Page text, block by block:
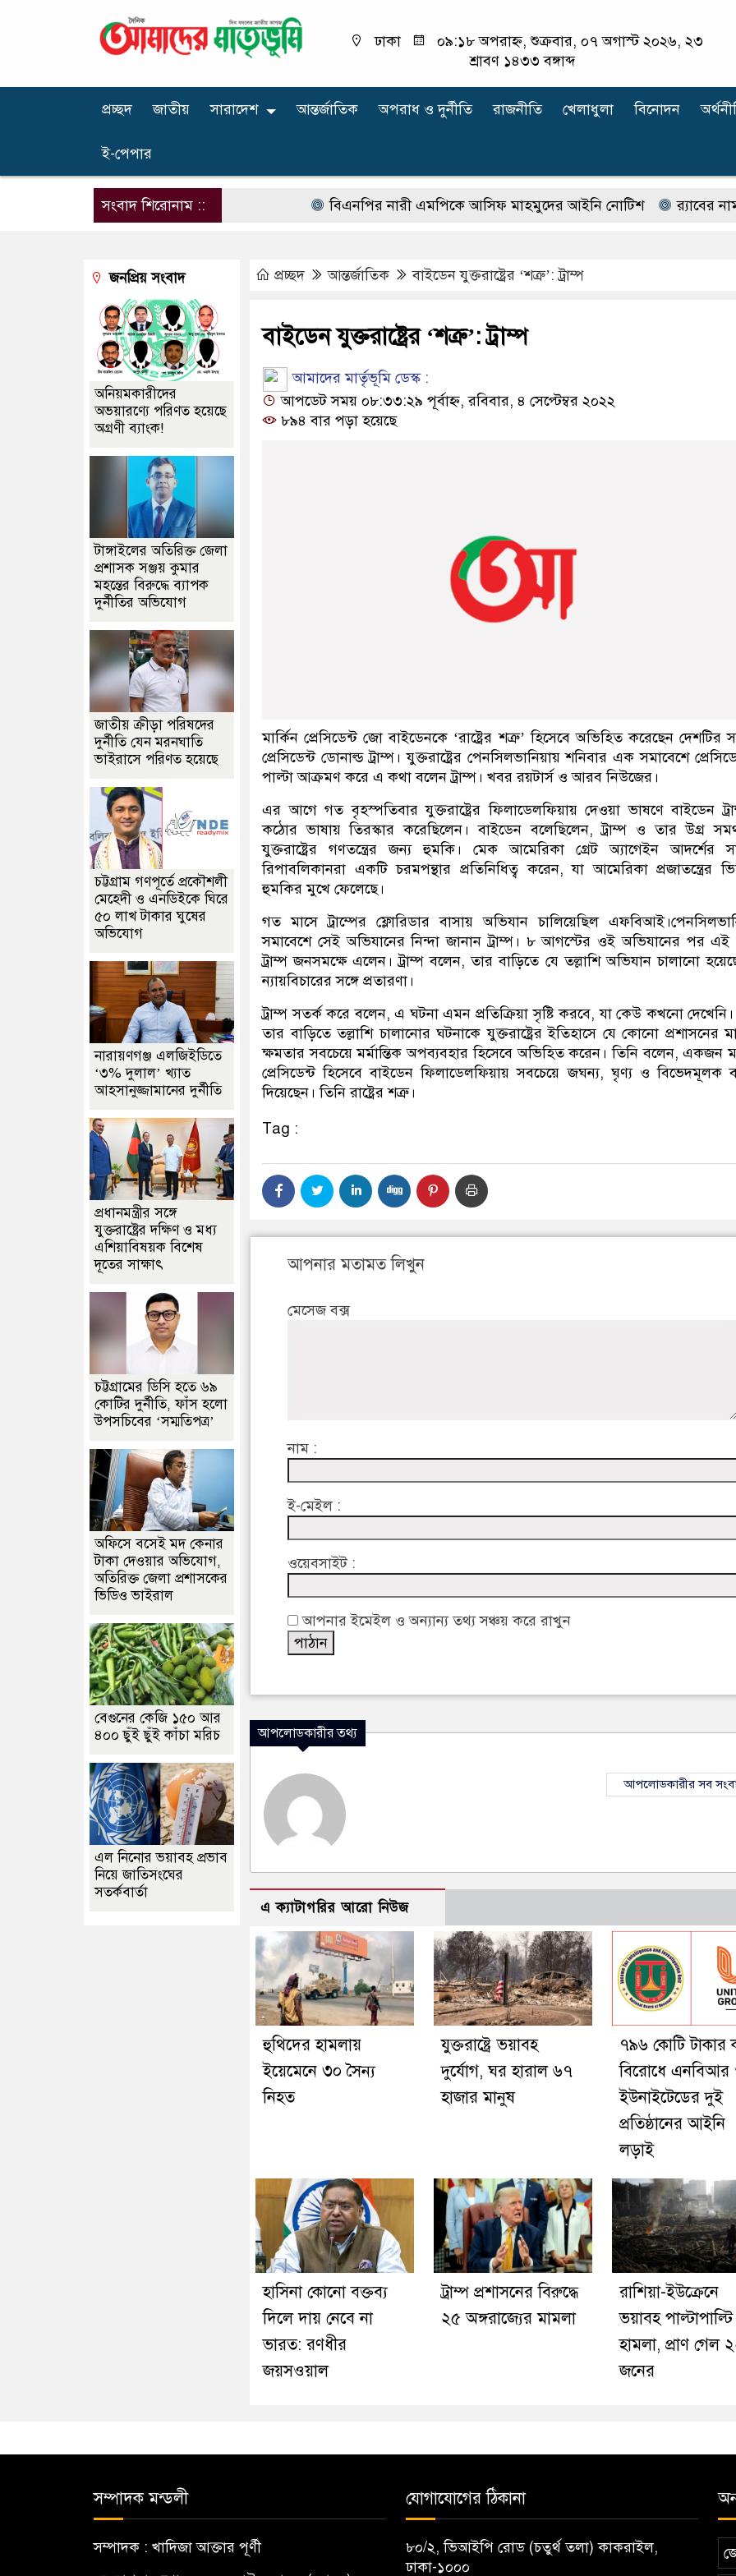
ঢাকা
০৯:১৮ অপরাহ্ন, শুক্রবার, ০৭ অগাস্ট ২০২৬, ২৩
শ্রাবণ ১৪৩৩ বঙ্গাব্দ
প্রচ্ছদ জাতীয় সারাদেশ আন্তর্জাতিক অপরাধ ‍ও দুর্নীতি রাজনীতি খেলাধুলা বিনোদন
ই-পেপার
সংবাদ শিরোনাম :: বিএনপির নারী এমপিকে আসিফ মাহমুদের আইনি নোটিশ র‍্যাবের নাম
প্রচ্ছদ আন্তর্জাতিক বাইডেন যুক্তরাষ্ট্রের ‘শত্রু’: ট্রাম্প
বাইডেন যুক্তরাষ্ট্রের ‘শত্রু’: ট্রাম্প
আমাদের মার্তৃভূমি ডেস্ক :
আপডেট সময় ০৮:৩৩:২৯ পূর্বাহ্ন, রবিবার, ৪ সেপ্টেম্বর ২০২২
৮৯৪ বার পড়া হয়েছে
মার্কিন প্রেসিডেন্ট জো বাইডেনকে ‘রাষ্ট্রের শত্রু’ হিসেবে অভিহিত করেছেন দেশটির
প্রেসিডেন্ট ডোনাল্ড ট্রাম্প। যুক্তরাষ্ট্রের পেনসিলভানিয়ায় শনিবার এক সমাবেশে
পাল্টা আক্রমণ করে এ কথা বলেন ট্রাম্প। খবর রয়টার্স ও আরব নিউজের।
এর আগে গত বৃহস্পতিবার যুক্তরাষ্ট্রের ফিলাডেলফিয়ায় দেওয়া ভাষণে বাইডেন
কঠোর ভাষায় তিরস্কার করেছিলেন। বাইডেন বলেছিলেন, ট্রাম্প ও তার উগ্র
যুক্তরাষ্ট্রের গণতন্ত্রের জন্য হুমকি। মেক আমেরিকা গ্রেট অ্যাগেইন আদর্শের
রিপাবলিকানরা একটি চরমপন্থার প্রতিনিধিত্ব করেন, যা আমেরিকা প্রজাতন্ত্রের
হুমকির মুখে ফেলেছে।
গত মাসে ট্রাম্পের ফ্লোরিডার বাসায় অভিযান চালিয়েছিল
সমাবেশে সেই অভিযানের নিন্দা জানান ট্রাম্প। ৮ আগস্টের ওই অভিযানের পর এই
ট্রাম্প জনসমক্ষে এলেন। ট্রাম্প বলেন, তার বাড়িতে যে তল্লাশি অভিযান চালানো
ন্যায়বিচারের সঙ্গে প্রতারণা।
ট্রাম্প সতর্ক করে বলেন, এ ঘটনা এমন প্রতিক্রিয়া সৃষ্টি করবে, যা কেউ কখনো দেখেনি।
তার বাড়িতে তল্লাশি চালানোর ঘটনাকে যুক্তরাষ্ট্রের ইতিহাসে যে কোনো প্রশাসনের
ক্ষমতার সবচেয়ে মর্মান্তিক অপব্যবহার হিসেবে অভিহিত করেন। তিনি বলেন, একজন
প্রেসিডেন্ট হিসেবে বাইডেন ফিলাডেলফিয়ায় সবচেয়ে জঘন্য, ঘৃণ্য ও বিভেদমূলক
দিয়েছেন। তিনি রাষ্ট্রের শত্রু।
Tag :
আপনার মতামত লিখুন
মেসেজ বক্স
নাম :
ই-মেইল :
ওয়েবসাইট :
আপনার ইমেইল ও অন্যান্য তথ্য সঞ্চয় করে রাখুন
আপলোডকারীর তথ্য
আপলোডকারীর সব
এ ক্যাটাগরির আরো নিউজ
হুথিদের হামলায়
ইয়েমেনে ৩০ সৈন্য
নিহত
যুক্তরাষ্ট্রে ভয়াবহ
দুর্যোগ, ঘর হারাল ৬৭
হাজার মানুষ
৭৯৬ কোটি টাকার
বিরোধে এনবিআর
ইউনাইটেডের দুই
প্রতিষ্ঠানের আইনি
লড়াই
হাসিনা কোনো বক্তব্য
দিলে দায় নেবে না
ভারত: রণধীর
জয়সওয়াল
ট্রাম্প প্রশাসনের বিরুদ্ধে
২৫ অঙ্গরাজ্যের মামলা
রাশিয়া-ইউক্রেনে
ভয়াবহ পাল্টাপাল্টি
হামলা, প্রাণ গেল
জনের
জনপ্রিয় সংবাদ
অনিয়মকারীদের
অভয়ারণ্যে পরিণত হয়েছে
অগ্রণী ব্যাংক!
টাঙ্গাইলের অতিরিক্ত জেলা
প্রশাসক সঞ্জয় কুমার
মহন্তের বিরুদ্ধে ব্যাপক
দুর্নীতির অভিযোগ
জাতীয় ক্রীড়া পরিষদের
দুর্নীতি যেন মরনঘাতি
ভাইরাসে পরিণত হয়েছে
চট্টগ্রাম গণপূর্তে প্রকৌশলী
মেহেদী ও এনডিইকে ঘিরে
৫০ লাখ টাকার ঘুষের
অভিযোগ
নারায়ণগঞ্জ এলজিইডিতে
‘৩% দুলাল’ খ্যাত
আহসানুজ্জামানের দুর্নীতি
প্রধানমন্ত্রীর সঙ্গে
যুক্তরাষ্ট্রের দক্ষিণ ও মধ্য
এশিয়াবিষয়ক বিশেষ
দূতের সাক্ষাৎ
চট্টগ্রামের ডিসি হতে ৬৯
কোটির দুর্নীতি, ফাঁস হলো
উপসচিবের ‘সম্মতিপত্র’
অফিসে বসেই মদ কেনার
টাকা দেওয়ার অভিযোগ,
অতিরিক্ত জেলা প্রশাসকের
ভিডিও ভাইরাল
বেগুনের কেজি ১৫০ আর
৪০০ ছুঁই ছুঁই কাঁচা মরিচ
এল নিনোর ভয়াবহ প্রভাব
নিয়ে জাতিসংঘের
সতর্কবার্তা
সম্পাদক মন্ডলী
সম্পাদক : খাদিজা আক্তার পূর্ণী
যোগাযোগের ঠিকানা
৮০/২, ভিআইপি রোড (চতুর্থ তলা) কাকরাইল,
ঢাকা-১০০০